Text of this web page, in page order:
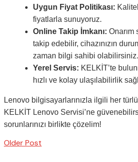
Uygun Fiyat Politikası:
fiyatlarla sunuyoruz.
Online Takip İmkanı:
takip edebilir, cihazınızın
zaman bilgi sahibi olabilirsiniz.
Yerel Servis: KELKİT’te
hızlı ve kolay ulaşılabilirlik
Lenovo bilgisayarlarınızla ilgili her
KELKİT Lenovo Servisi’ne
sorunlarınızı birlikte çözelim!
Older Post